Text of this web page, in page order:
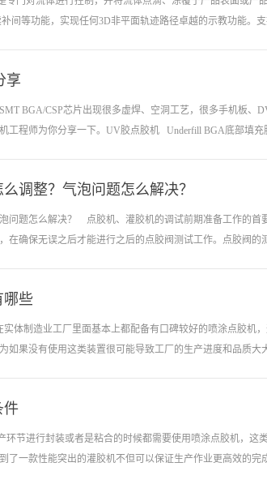
邦定封胶，IC封胶，喇叭外圈点胶，PDA封
灯、草坪灯等户外灯饰灌封， led灯座灌封，
间等功能，实现任何3D非平面轨迹路径卓越的示教功能。
能. 点胶机设备主要用于产品工艺中的胶水、油漆以及其他
作的局面，避免由于人工点胶造成的胶层厚度不均匀等现
的圆周运动，将工件能平稳的向前输送，为了能使点胶位
享
BGA/CSP芯片出现很多虚焊、空洞工艺，很多手机板
工程师为你分享一下。UV胶点胶机 Underfill BGA底部填
种，有的是BGA出厂锡球空闲已置好Underfill，但是在贴片
用外，还可以采取点黑胶，然后将板子放在烘烤箱中进行
要比UV胶好的多。因为它的固化作用远远超出UV胶好多
调整？气泡问题怎么解决？
问题怎么解决？ 点胶机、灌胶机的调试前期准备工作的
在确保无误之后才能进行之后的点胶阀测试工作。点胶阀的
系列变量进行控制的元件，点胶阀的好坏优劣对点胶质量
泡排除、胶水试点等基本几项。点胶前期的准备工作对后
用纸张来进行试点，当A胶与B胶在试点过程中能够正常流
水不能正常流动，很有可能是由于胶阀内部产生堵塞，需要
哪些
体制造业工厂里面基本上都配备有口碑较好的喷涂点胶机
如果没有使用这类装置很可能导致工厂的生产进度和品质大
机适用的行业到底有哪些呢？适用于车辆封装行业车间封
车控制器封装、过滤器和车体以及车顶加固板的涂胶等；
用点胶机进行操作。适用于灯光照明行业喷涂点胶机在灯
件
节进行封装或者是粘合的时候都需要使用喷涂点胶机，这
了一款性能突出的灌胶机不但可以保证生产作业更高效的完